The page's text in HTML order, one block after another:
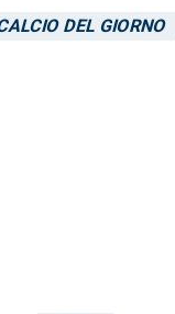
parole:DEL GIORNO